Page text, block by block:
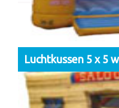
Luchtkussen 5 x 5